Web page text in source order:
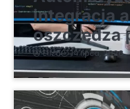
integracja
oszczędza
Eliza 14 lipca, 2026